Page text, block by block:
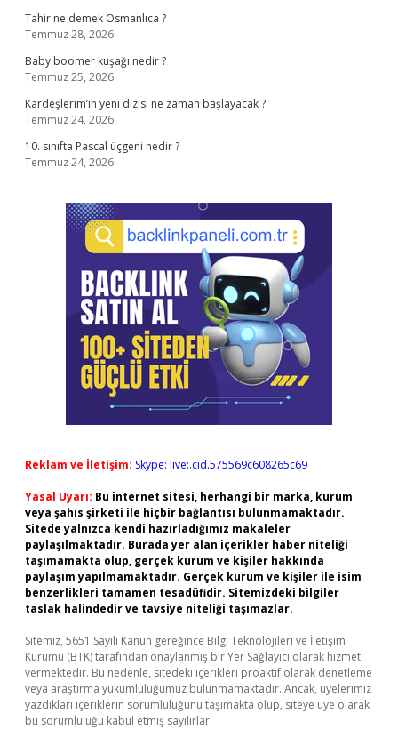
Tahir ne demek Osmanlıca ?
Temmuz 28, 2026
Baby boomer kuşağı nedir ?
Temmuz 25, 2026
Kardeşlerim’in yeni dizisi ne zaman başlayacak ?
Temmuz 24, 2026
10. sınıfta Pascal üçgeni nedir ?
Temmuz 24, 2026
Reklam ve İletişim: Skype: live:.cid.575569c608265c69
Yasal Uyarı: Bu internet sitesi, herhangi bir marka, kurum
veya şahıs şirketi ile hiçbir bağlantısı bulunmamaktadır.
Sitede yalnızca kendi hazırladığımız makaleler
paylaşılmaktadır. Burada yer alan içerikler haber niteliği
taşımamakta olup, gerçek kurum ve kişiler hakkında
paylaşım yapılmamaktadır. Gerçek kurum ve kişiler ile isim
benzerlikleri tamamen tesadüfidir. Sitemizdeki bilgiler
taslak halindedir ve tavsiye niteliği taşımazlar.
Sitemiz, 5651 Sayılı Kanun gereğince Bilgi Teknolojileri ve İletişim
Kurumu (BTK) tarafından onaylanmış bir Yer Sağlayıcı olarak hizmet
vermektedir. Bu nedenle, sitedeki içerikleri proaktif olarak denetleme
veya araştırma yükümlülüğümüz bulunmamaktadır. Ancak, üyelerimiz
yazdıkları içeriklerin sorumluluğunu taşımakta olup, siteye üye olarak
bu sorumluluğu kabul etmiş sayılırlar.